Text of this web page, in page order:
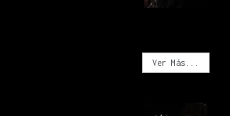
Ver Más...